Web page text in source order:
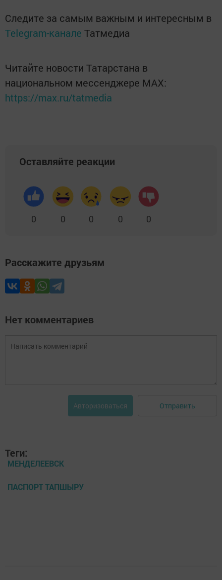
Следите за самым важным и интересным в
Telegram-канале Татмедиа
Читайте новости Татарстана в
национальном мессенджере MАХ:
https://max.ru/tatmedia
Оставляйте реакции
0 0 0 0 0
Расскажите друзьям
Нет комментариев
Авторизоваться Отправить
Теги:
МЕНДЕЛЕЕВСК
ПАСПОРТ ТАПШЫРУ